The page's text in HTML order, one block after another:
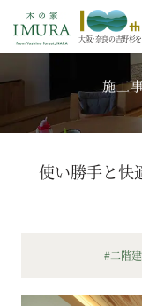
大阪・奈良の吉野杉
施工
使い勝手と快
#二階